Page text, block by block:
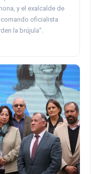
y el exalcalde de
comando oficialista
la brújula”.